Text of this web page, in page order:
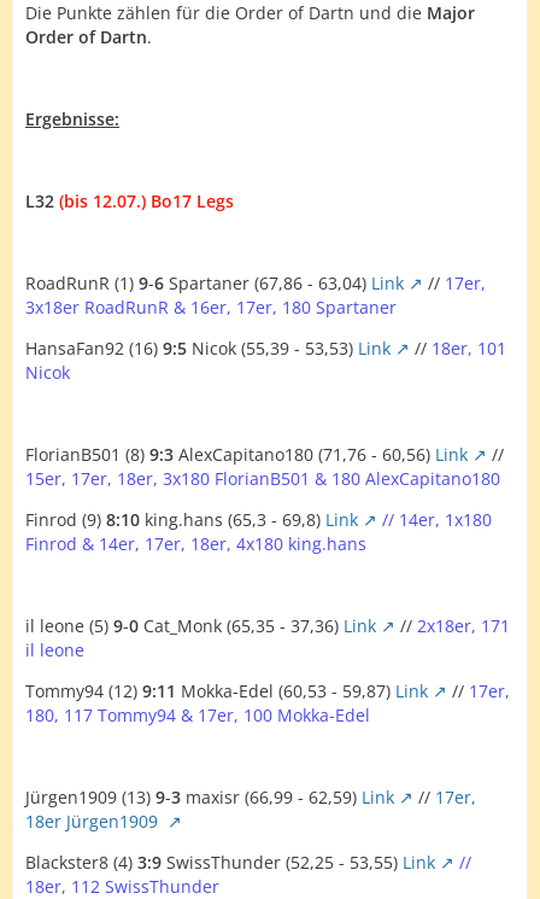
Die Punkte zählen für die Order of Dartn und die Major
Order of Dartn.
Ergebnisse:
L32 (bis 12.07.) Bo17 Legs
RoadRunR (1) 9-6 Spartaner (67,86 - 63,04) Link // 17er,
3x18er RoadRunR & 16er, 17er, 180 Spartaner
HansaFan92 (16) 9:5 Nicok (55,39 - 53,53) Link // 18er, 101
Nicok
FlorianB501 (8) 9:3 AlexCapitano180 (71,76 - 60,56) Link
//
15er, 17er, 18er, 3x180 FlorianB501 & 180 AlexCapitano180
Finrod (9) 8:10 king.hans (65,3 - 69,8) Link
// 14er, 1x180
Finrod & 14er, 17er, 18er, 4x180 king.hans
il leone (5) 9-0 Cat_Monk (65,35 - 37,36) Link // 2x18er, 171
il leone
Tommy94 (12) 9:11 Mokka-Edel (60,53 - 59,87) Link // 17er,
180, 117 Tommy94 & 17er, 100 Mokka-Edel
Jürgen1909 (13) 9-3 maxisr (66,99 - 62,59) Link // 17er,
18er Jürgen1909
Blackster8 (4) 3:9 SwissThunder (52,25 - 53,55) Link
//
18er, 112 SwissThunder